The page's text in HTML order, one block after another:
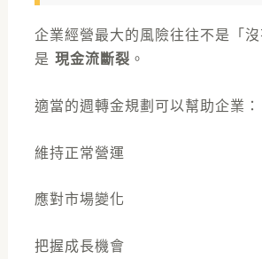
企業經營最大的風險往往不是「
是 現金流斷裂 。
適當的週轉金規劃可以幫助企業：
維持正常營運
應對市場變化
把握成長機會